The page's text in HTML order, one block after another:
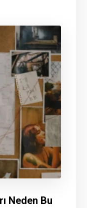
Neden Bu